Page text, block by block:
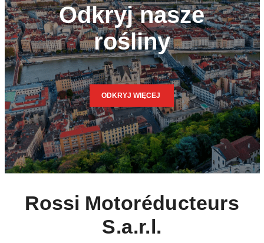
Odkryj nasze
rośliny
ODKRYJ WIĘCEJ
Rossi Motoréducteurs
S.a.r.l.